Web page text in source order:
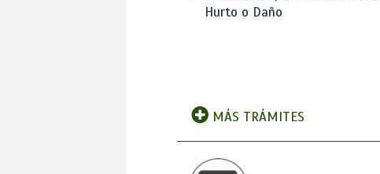
Hurto o Daño
MÁS TRÁMITES